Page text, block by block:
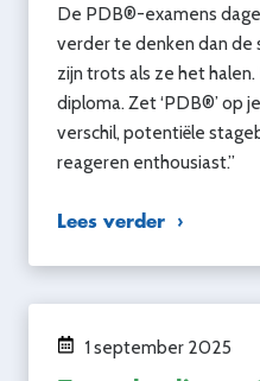
De PDB®-examens
verder te denken dan
zijn trots als ze het
diploma. Zet ‘PDB®’ op
verschil, potentiële
reageren enthousiast.”
Lees verder
1 september 2025